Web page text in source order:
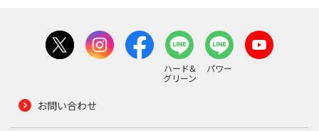
ハード&
グリーン
パワー
お問い合わせ